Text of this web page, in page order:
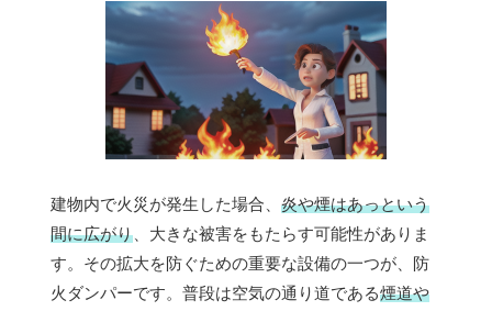
建物内で火災が発生した場合、 炎や煙はあっという
間に広がり 、大きな被害をもたらす可能性がありま
す。その拡大を防ぐための重要な設備の一つが、防
火ダンパーです。普段は空気の通り道である煙道や